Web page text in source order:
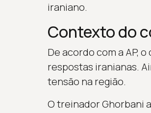
iraniano.
Contexto do
De acordo com a AP,
respostas iranianas.
tensão na região.
O treinador Ghorbani